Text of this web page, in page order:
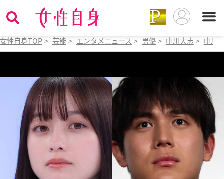
女性自身TOP > 芸能 > エンタメニュース > 男優 > 中川大志 > 中川